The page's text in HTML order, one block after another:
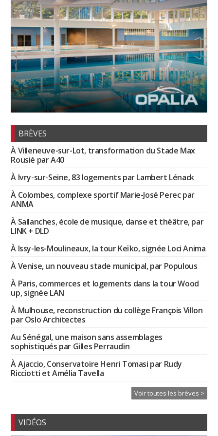
BRÈVES
À Villeneuve-sur-Lot, transformation du Stade Max
Rousié par A40
À Ivry-sur-Seine, 83 logements par Lambert Lénack
À Colombes, complexe sportif Marie-José Perec par
ANMA
À Sallanches, école de musique, danse et théâtre, par
LINK + DLD
À Issy-les-Moulineaux, la tour Keïko, signée Loci Anima
À Venise, un nouveau stade municipal, par Populous
À Paris, commerces et logements dans la tour Wood
up, signée LAN
À Mulhouse, reconstruction du collège François Villon
par Oslo Architectes
Au Sénégal, une maison sans assemblages
sophistiqués par Gilles Perraudin
À Ajaccio, Conservatoire Henri Tomasi par Rudy
Ricciotti et Amélia Tavella
Voir toutes les brèves >
VIDÉOS